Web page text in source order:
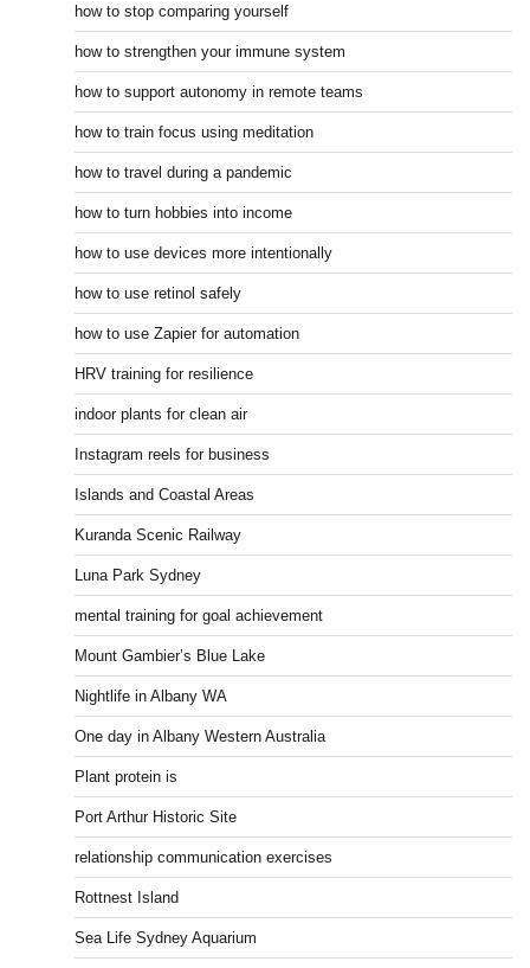
how to stop comparing yourself
how to strengthen your immune system
how to support autonomy in remote teams
how to train focus using meditation
how to travel during a pandemic
how to turn hobbies into income
how to use devices more intentionally
how to use retinol safely
how to use Zapier for automation
HRV training for resilience
indoor plants for clean air
Instagram reels for business
Islands and Coastal Areas
Kuranda Scenic Railway
Luna Park Sydney
mental training for goal achievement
Mount Gambier’s Blue Lake
Nightlife in Albany WA
One day in Albany Western Australia
Plant protein is
Port Arthur Historic Site
relationship communication exercises
Rottnest Island
Sea Life Sydney Aquarium